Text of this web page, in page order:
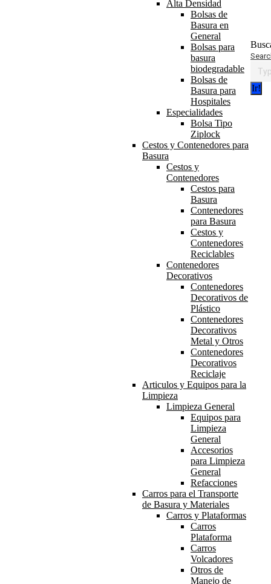
Alta Densidad
Bolsas de
Basura en
General
Bolsas para
basura
biodegradable
Bolsas de
Basura para
Hospitales
Especialidades
Bolsa Tipo
Ziplock
Cestos y Contenedores para
Basura
Cestos y
Contenedores
Cestos para
Basura
Contenedores
para Basura
Cestos y
Contenedores
Reciclables
Contenedores
Decorativos
Contenedores
Decorativos de
Plástico
Contenedores
Decorativos
Metal y Otros
Contenedores
Decorativos
Reciclaje
Articulos y Equipos para la
Limpieza
Limpieza General
Equipos para
Limpieza
General
Accesorios
para Limpieza
General
Refacciones
Carros para el Transporte
de Basura y Materiales
Carros y Plataformas
Carros
Plataforma
Carros
Volcadores
Otros de
Manejo de